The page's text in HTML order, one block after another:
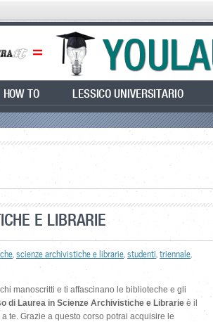
HOW TO LESSICO UNIVERSITARIO
E LIBRARIE
scienze archivistiche e librarie studenti triennale
manoscritti e ti affascinano le biblioteche e gli
di Laurea in Scienze Archivistiche e Librarieè il
te. Grazie a questo corso potrai acquisire le